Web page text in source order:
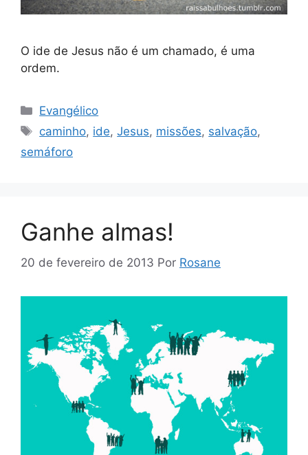
O ide de Jesus não é um chamado, é uma
ordem.
Categorias
Evangélico
Tags
caminho, ide,Jesus, missões, salvação,
semáforo
Ganhe almas!
20 de fevereiro de 2013 Por Rosane